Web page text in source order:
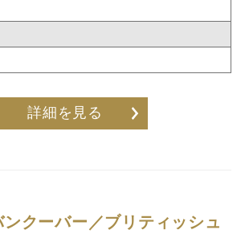
詳細を見る
クーバー／ブリティッシュ